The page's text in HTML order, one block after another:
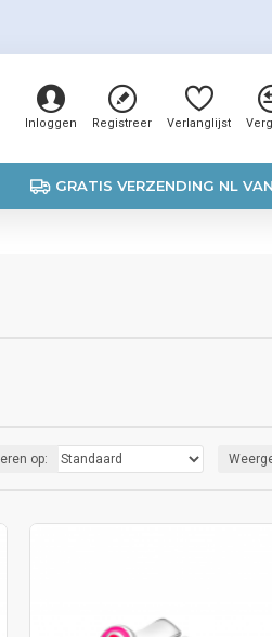
Inloggen Registreer Verlanglijst
GRATIS VERZENDING NL
op: